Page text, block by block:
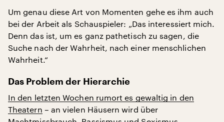
Um genau diese Art von Momenten gehe es ihm auch
bei der Arbeit als Schauspieler: „Das interessiert mich.
Denn das ist, um es ganz pathetisch zu sagen, die
Suche nach der Wahrheit, nach einer menschlichen
Wahrheit.“
Das Problem der Hierarchie
In den letzten Wochen rumort es gewaltig in den
Theatern – an vielen Häusern wird über